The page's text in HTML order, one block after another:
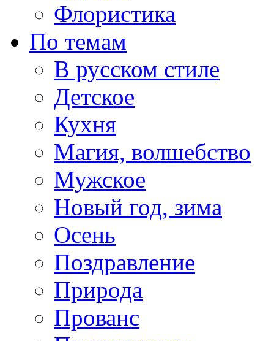
Флористика
По темам
В русском стиле
Детское
Кухня
Магия, волшебство
Мужское
Новый год, зима
Осень
Поздравление
Природа
Прованс